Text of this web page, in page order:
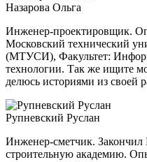
Назарова Ольга
Инженер-проектировщик.
Московский технический
(МТУСИ), Факультет:
технологии. Так же ищите
делюсь историями из своей
Рупневский Руслан
Инженер-сметчик.
строительную академию.